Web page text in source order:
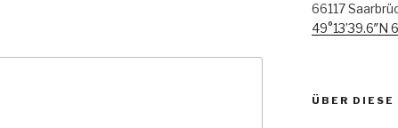
66117
49°13’39.6″N
ÜBER DIESE